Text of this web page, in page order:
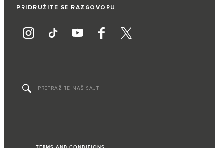
PRIDRUŽITE SE RAZGOVORU